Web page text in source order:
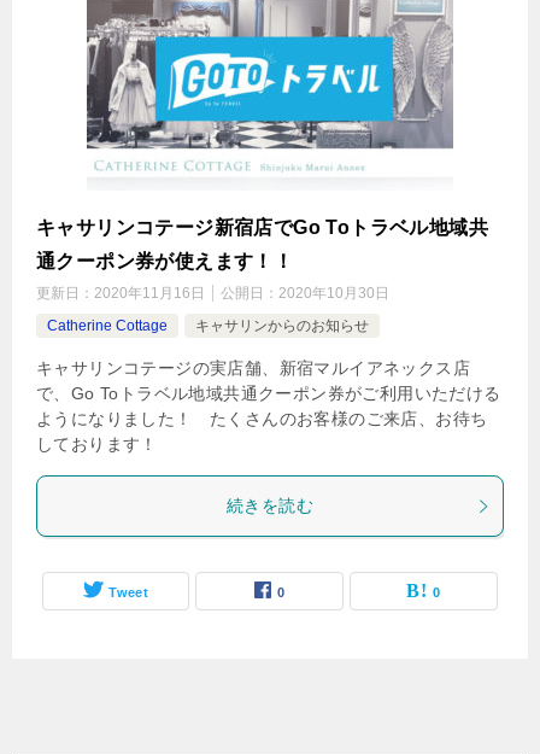
キャサリンコテージ新宿店でGo Toトラベル地域共
通クーポン券が使えます！！
更新日： 2020年11月16日 公開日： 2020年10月30日
Catherine Cottage
キャサリンからのお知らせ
キャサリンコテージの実店舗、新宿マルイアネックス店
で、Go Toトラベル地域共通クーポン券がご利用いただける
ようになりました！ たくさんのお客様のご来店、お待ち
しております！
続きを読む
Tweet 0 0